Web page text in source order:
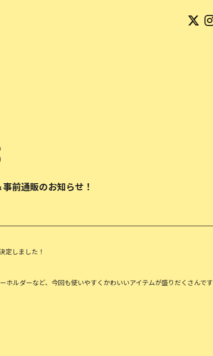
前通販のお知らせ！
定しました！
ルダーなど、今回も使いやすくかわいいアイテムが盛りだくさんです